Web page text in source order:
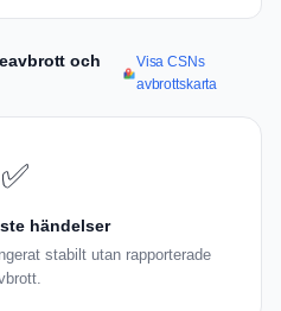
och
Visa CSNs
avbrottskarta
✅
händelser
stabilt utan rapporterade